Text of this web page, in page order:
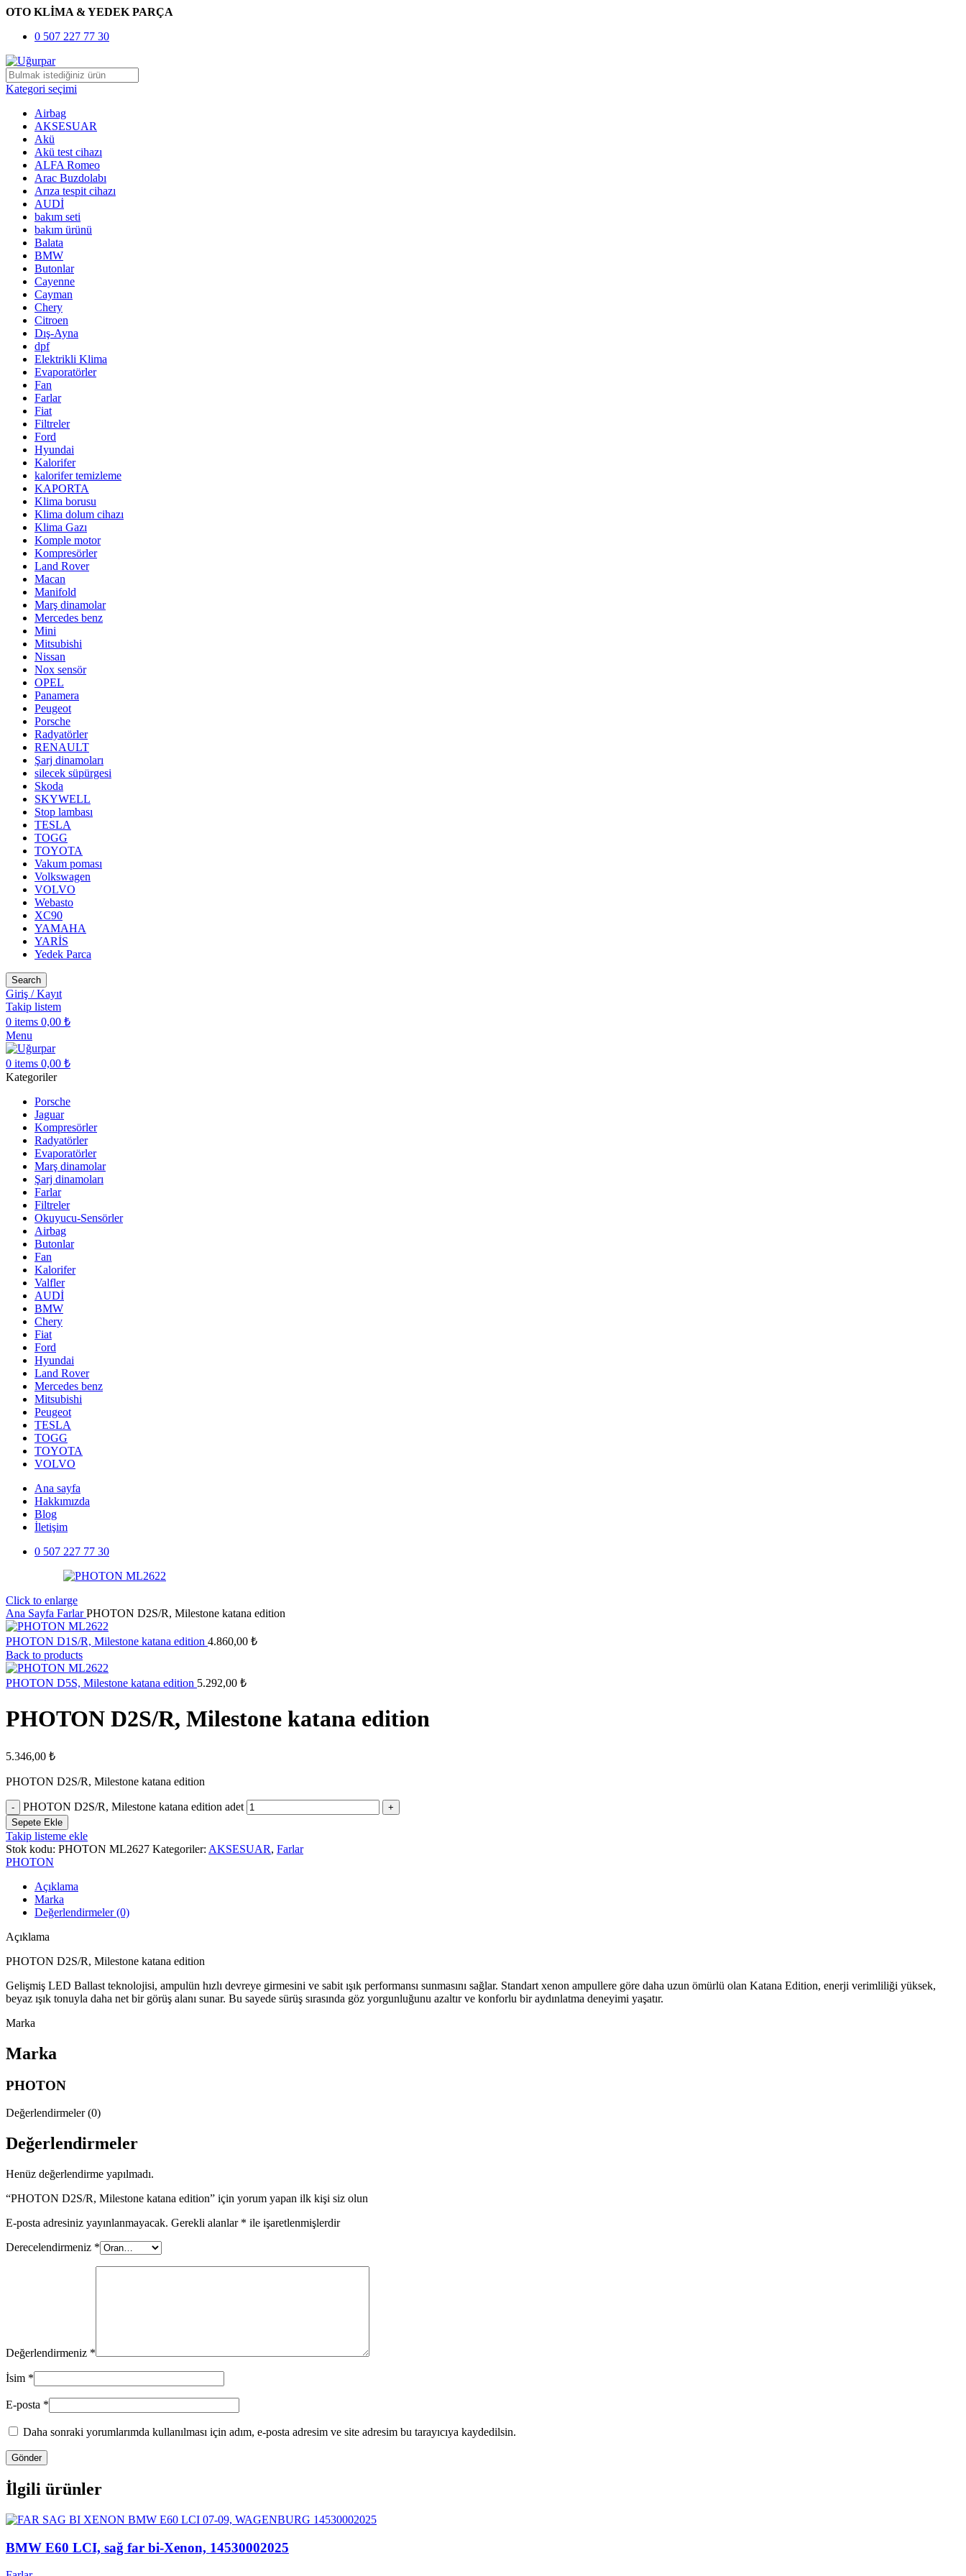
OTO KLİMA & YEDEK PARÇA
0 507 227 77 30
Kategori seçimi
Airbag
AKSESUAR
Akü
Akü test cihazı
ALFA Romeo
Arac Buzdolabı
Arıza tespit cihazı
AUDİ
bakım seti
bakım ürünü
Balata
BMW
Butonlar
Cayenne
Cayman
Chery
Citroen
Dış-Ayna
dpf
Elektrikli Klima
Evaporatörler
Fan
Farlar
Fiat
Filtreler
Ford
Hyundai
Kalorifer
kalorifer temizleme
KAPORTA
Klima borusu
Klima dolum cihazı
Klima Gazı
Komple motor
Kompresörler
Land Rover
Macan
Manifold
Marş dinamolar
Mercedes benz
Mini
Mitsubishi
Nissan
Nox sensör
OPEL
Panamera
Peugeot
Porsche
Radyatörler
RENAULT
Şarj dinamoları
silecek süpürgesi
Skoda
SKYWELL
Stop lambası
TESLA
TOGG
TOYOTA
Vakum poması
Volkswagen
VOLVO
Webasto
XC90
YAMAHA
YARİS
Yedek Parca
Search
Giriş / Kayıt
Takip listem
0 items 0,00 ₺
Menu
0 items 0,00 ₺
Kategoriler
Porsche
Jaguar
Kompresörler
Radyatörler
Evaporatörler
Marş dinamolar
Şarj dinamoları
Farlar
Filtreler
Okuyucu-Sensörler
Airbag
Butonlar
Fan
Kalorifer
Valfler
AUDİ
BMW
Chery
Fiat
Ford
Hyundai
Land Rover
Mercedes benz
Mitsubishi
Peugeot
TESLA
TOGG
TOYOTA
VOLVO
Ana sayfa
Hakkımızda
Blog
İletişim
0 507 227 77 30
Click to enlarge
Ana Sayfa FarlarPHOTON D2S/R, Milestone katana edition
PHOTON D1S/R, Milestone katana edition 4.860,00 ₺
Back to products
PHOTON D5S, Milestone katana edition 5.292,00 ₺
PHOTON D2S/R, Milestone katana edition
5.346,00 ₺
PHOTON D2S/R, Milestone katana edition
PHOTON D2S/R, Milestone katana edition adet
Sepete Ekle
Takip listeme ekle
Stok kodu: PHOTON ML2627 Kategoriler: AKSESUAR, Farlar
PHOTON
Açıklama
Marka
Değerlendirmeler (0)
Açıklama
PHOTON D2S/R, Milestone katana edition
Gelişmiş LED Ballast teknolojisi, ampulün hızlı devreye girmesini ve sabit ışık performansı sunmasını sağlar. Standart xenon ampullere göre daha uzun ömürlü olan Katana Edition, enerji verimliliği yüksek,
beyaz ışık tonuyla daha net bir görüş alanı sunar. Bu sayede sürüş sırasında göz yorgunluğunu azaltır ve konforlu bir aydınlatma deneyimi yaşatır.
Marka
Marka
PHOTON
Değerlendirmeler (0)
Değerlendirmeler
Henüz değerlendirme yapılmadı.
“PHOTON D2S/R, Milestone katana edition” için yorum yapan ilk kişi siz olun
E-posta adresiniz yayınlanmayacak. Gerekli alanlar * ile işaretlenmişlerdir
Derecelendirmeniz *
Değerlendirmeniz *
İsim *
E-posta *
Daha sonraki yorumlarımda kullanılması için adım, e-posta adresim ve site adresim bu tarayıcıya kaydedilsin.
İlgili ürünler
BMW E60 LCI, sağ far bi-Xenon, 14530002025